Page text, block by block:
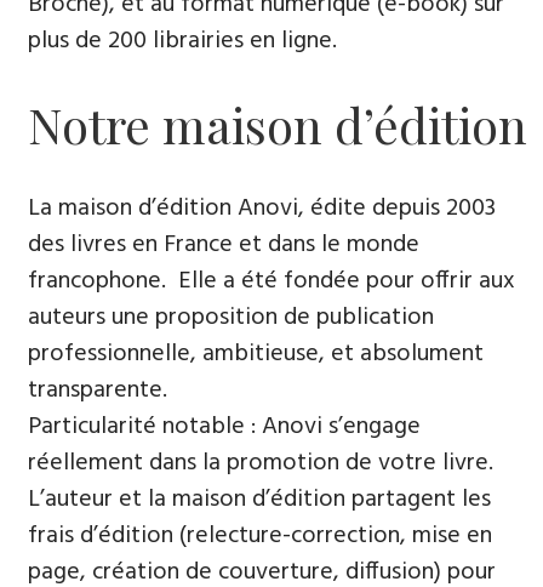
plus de 200 librairies en ligne.
Notre maison d’édition
La maison d’édition Anovi, édite depuis 2003
des livres en France et dans le monde
francophone. Elle a été fondée pour offrir aux
auteurs une proposition de publication
professionnelle, ambitieuse, et absolument
transparente.
Particularité notable : Anovi s’engage
réellement dans la promotion de votre livre.
L’auteur et la maison d’édition partagent les
frais d’édition (relecture-correction, mise en
page, création de couverture, diffusion) pour